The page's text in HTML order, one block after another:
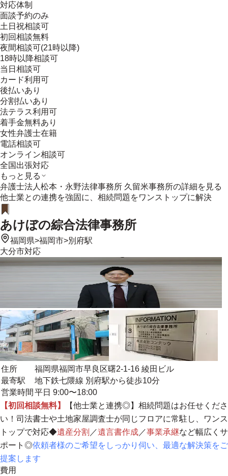
対応体制
面談予約のみ
土日祝相談可
初回相談無料
夜間相談可(21時以降)
18時以降相談可
当日相談可
カード利用可
後払いあり
分割払いあり
法テラス利用可
着手金無料あり
女性弁護士在籍
電話相談可
オンライン相談可
全国出張対応
もっと見る
弁護士法人松本・永野法律事務所 久留米事務所の詳細を見る
他士業との連携を強固に、相続問題をワンストップに解決
あけぼの綜合法律事務所
福岡県>福岡市>別府駅
大分市対応
住所
福岡県福岡市早良区曙2-1-16 綾田ビル
最寄駅
地下鉄七隈線 別府駅から徒歩10分
営業時間 平日 9:00〜18:00
【初回相談無料】
【他士業と連携◎】相続問題はお任せくださ
い！司法書士や土地家屋調査士が同じフロアに常駐し、
ワンス
トップで対応◆遺産分割 ／遺言書作成 ／事業承継など幅広くサ
ポート◎依頼者様のご希望をしっかり伺い、最適な解決策をご
提案します
費用